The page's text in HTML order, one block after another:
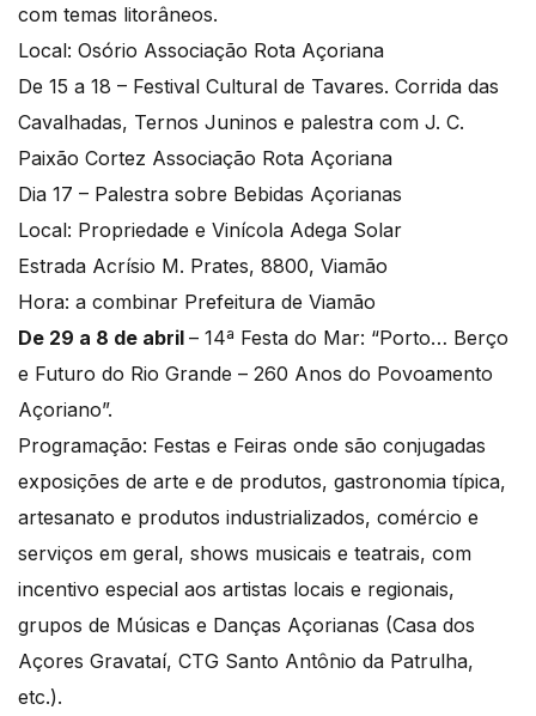
com temas litorâneos.
Local: Osório Associação Rota Açoriana
De 15 a 18 – Festival Cultural de Tavares. Corrida das
Cavalhadas, Ternos Juninos e palestra com J. C.
Paixão Cortez Associação Rota Açoriana
Dia 17 – Palestra sobre Bebidas Açorianas
Local: Propriedade e Vinícola Adega Solar
Estrada Acrísio M. Prates, 8800, Viamão
Hora: a combinar Prefeitura de Viamão
De 29 a 8 de abril – 14ª Festa do Mar: “Porto… Berço
e Futuro do Rio Grande – 260 Anos do Povoamento
Açoriano”.
Programação: Festas e Feiras onde são conjugadas
exposições de arte e de produtos, gastronomia típica,
artesanato e produtos industrializados, comércio e
serviços em geral, shows musicais e teatrais, com
incentivo especial aos artistas locais e regionais,
grupos de Músicas e Danças Açorianas (Casa dos
Açores Gravataí, CTG Santo Antônio da Patrulha,
etc.).